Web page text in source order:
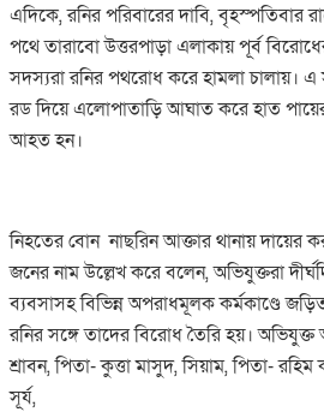
এদিকে, রনির পরিবারের দাবি,
পথে তারাবো উত্তরপাড়া এলাকায় পূর্ব
সদস্যরা রনির পথরোধ করে হামলা চালায়। এ
রড দিয়ে এলোপাতাড়ি আঘাত করে হাত
আহত হন।
নিহতের বোন নাছরিন আক্তার থানায় দায়ের
জনের নাম উল্লেখ করে বলেন, অভিযুক্তরা
ব্যবসাসহ বিভিন্ন অপরাধমূলক কর্মকাণ্ডে
রনির সঙ্গে তাদের বিরোধ তৈরি হয়। অভিযুক্ত
শ্রাবন, পিতা- কুত্তা মাসুদ, সিয়াম, পিতা-
সূর্য,